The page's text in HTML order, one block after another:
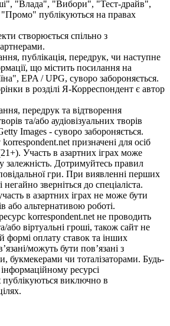
"Влада", "Вибори", "Тест-драйв",
публікуються на правах
створюється спільно з
публікація, передрук, чи наступне
що містить посилання на
EPA / UPG, суворо забороняється.
в розділі Я-Корреспондент є автор
передрук та відтворення
та/або аудіовізуальних творів
Images - суворо забороняється.
призначені для осіб
Участь в азартних іграх може
залежність. Дотримуйтесь правил
гри. При виявленні перших
негайно зверніться до спеціаліста.
в азартних іграх не може бути
або альтернативою роботі.
korrespondent.net не проводить
або віртуальні гроші, також сайт не
формі оплату ставок та інших
можуть бути пов’язані з
букмекерами чи тоталізаторами. Будь-
ресурсі
публікуються виключно в